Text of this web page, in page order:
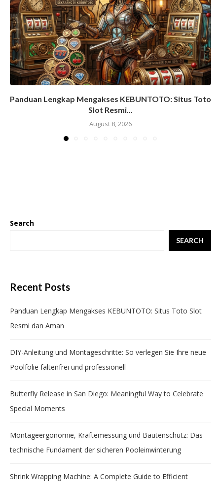
Panduan Lengkap Mengakses KEBUNTOTO: Situs Toto
Slot Resmi...
August 8, 2026
Search
SEARCH
Recent Posts
Panduan Lengkap Mengakses KEBUNTOTO: Situs Toto Slot
Resmi dan Aman
DIY-Anleitung und Montageschritte: So verlegen Sie Ihre neue
Poolfolie faltenfrei und professionell
Butterfly Release in San Diego: Meaningful Way to Celebrate
Special Moments
Montageergonomie, Kräftemessung und Bautenschutz: Das
technische Fundament der sicheren Pooleinwinterung
Shrink Wrapping Machine: A Complete Guide to Efficient